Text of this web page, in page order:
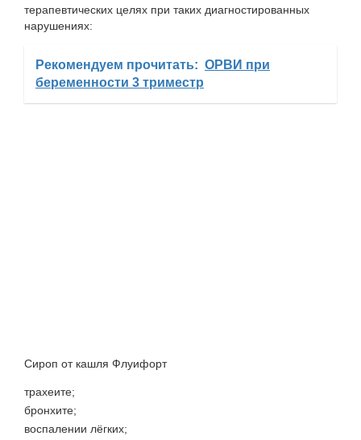
терапевтических целях при таких диагностированных
нарушениях:
Рекомендуем прочитать: ОРВИ при
беременности 3 триместр
Сироп от кашля Флуифорт
трахеите;
бронхите;
воспалении лёгких;